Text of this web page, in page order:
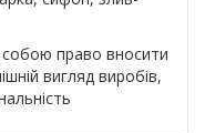
право вносити
вигляд виробів,